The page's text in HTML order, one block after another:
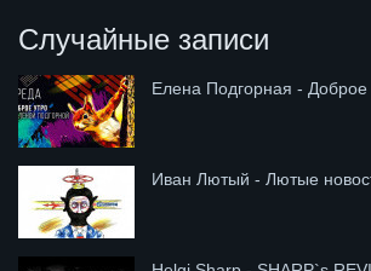
Случайные записи
Елена Подгорная - Доброе
Иван Лютый - Лютые